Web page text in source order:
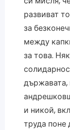
развиват
за
между
за това.
и никой,
труда поне